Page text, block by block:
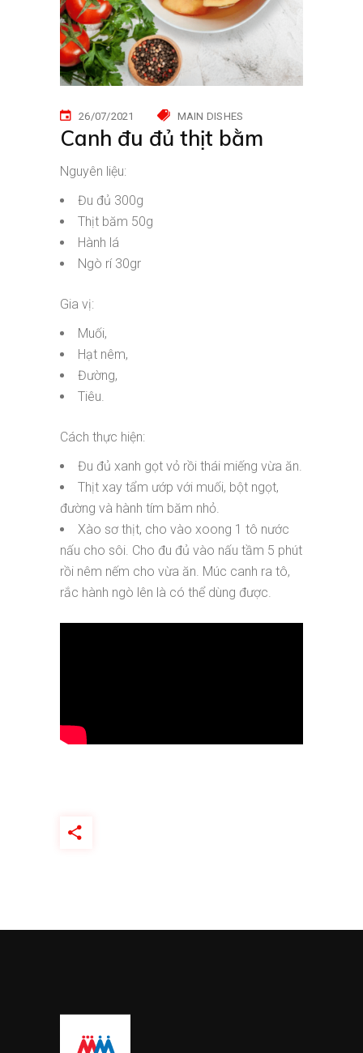
26/07/2021 MAIN DISHES
Canh đu đủ thịt bằm
Nguyên liệu:
Đu đủ 300g
Thịt băm 50g
Hành lá
Ngò rí 30gr
Gia vị:
Muối,
Hạt nêm,
Đường,
Tiêu.
Cách thực hiện:
Đu đủ xanh gọt vỏ rồi thái miếng vừa ăn.
Thịt xay tẩm ướp với muối, bột ngọt,
đường và hành tím băm nhỏ.
Xào sơ thịt, cho vào xoong 1 tô nước
nấu cho sôi. Cho đu đủ vào nấu tầm 5 phút
rồi nêm nếm cho vừa ăn. Múc canh ra tô,
rắc hành ngò lên là có thể dùng được.